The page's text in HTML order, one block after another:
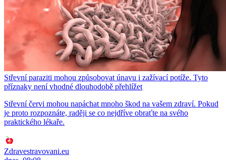
Střevní paraziti mohou způsobovat únavu i zažívací potíže. Tyto
příznaky není vhodné dlouhodobě přehlížet
Střevní červi mohou napáchat mnoho škod na vašem zdraví. Pokud
je proto rozpoznáte, raději se co nejdříve obraťte na svého
praktického lékaře.
Zdravestravovani.eu